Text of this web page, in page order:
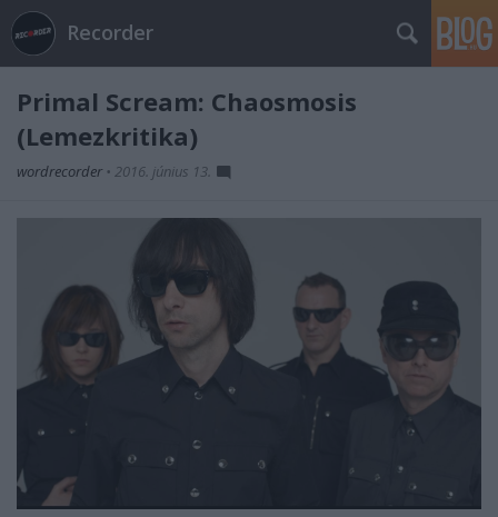
Recorder
Primal Scream: Chaosmosis
(Lemezkritika)
wordrecorder • 2016. június 13.